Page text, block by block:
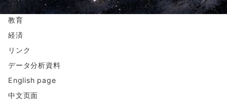
愛
教育
経済
リンク
データ分析資料
English page
中文页面